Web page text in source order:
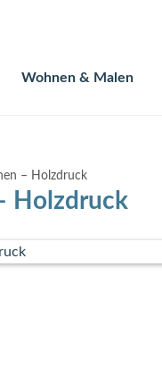
Wohnen & Malen
– Holzdruck
Holzdruck